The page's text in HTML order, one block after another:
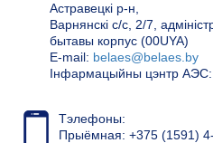
Астравецкі р-н,
Варнянскі с/с, 2/7,
бытавы корпус (00UYA)
Е-mail: belaes@belaes.by
Інфармацыйны цэнтр АЭС:
Тэлефоны:
Прыёмная: +375 (1591)